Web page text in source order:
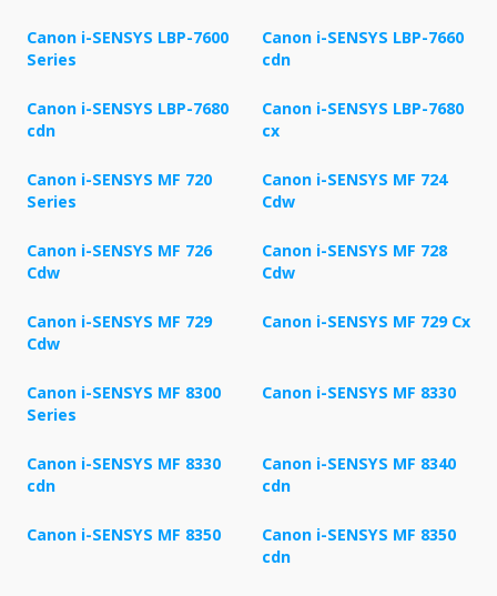
Canon i-SENSYS LBP-7600
Series
Canon i-SENSYS LBP-7660
cdn
Canon i-SENSYS LBP-7680
cdn
Canon i-SENSYS LBP-7680
cx
Canon i-SENSYS MF 720
Series
Canon i-SENSYS MF 724
Cdw
Canon i-SENSYS MF 726
Cdw
Canon i-SENSYS MF 728
Cdw
Canon i-SENSYS MF 729
Cdw
Canon i-SENSYS MF 729 Cx
Canon i-SENSYS MF 8300
Series
Canon i-SENSYS MF 8330
Canon i-SENSYS MF 8330
cdn
Canon i-SENSYS MF 8340
cdn
Canon i-SENSYS MF 8350
Canon i-SENSYS MF 8350
cdn